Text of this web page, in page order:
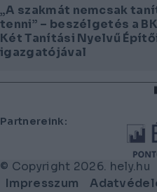
„A szakmát nemcsak
tenni” – beszélgetés a
Két Tanítási Nyelvű
igazgatójával
Lábléc
Partnereink:
© Copyright 2026. hely.hu
Lábléc
Impresszum